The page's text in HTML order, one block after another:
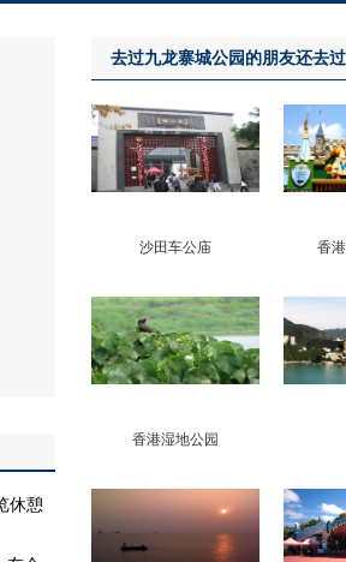
休憩
去过九龙寨城公园的朋友还去过
沙田车公庙 香
香港湿地公园